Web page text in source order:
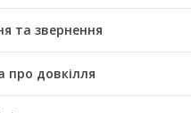
та звернення
про довкілля